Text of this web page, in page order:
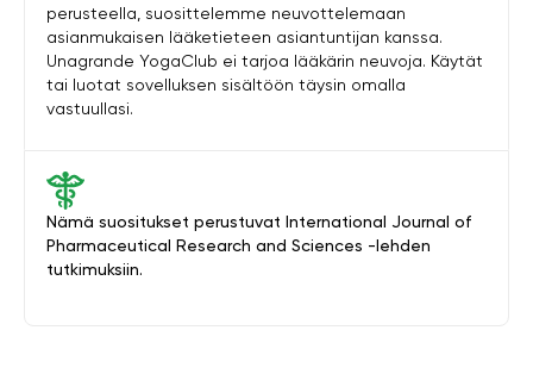
Nämä suositukset perustuvat International Journal of
Pharmaceutical Research and Sciences -lehden
tutkimuksiin.
perusteella, suosittelemme neuvottelemaan
asianmukaisen lääketieteen asiantuntijan kanssa.
Unagrande YogaClub ei tarjoa lääkärin neuvoja. Käytät
tai luotat sovelluksen sisältöön täysin omalla
vastuullasi.